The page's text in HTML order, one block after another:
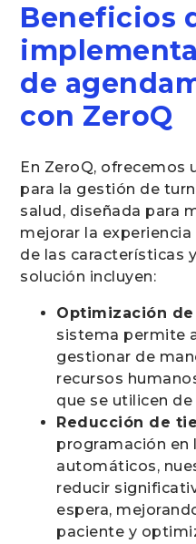
Beneficios
de
con ZeroQ
En ZeroQ, ofrecemos
para la gestión de
salud, diseñada para
mejorar la
de las características
solución incluyen:
Optimización
sistema permite
gestionar de
recursos
que se utilicen
Reducción de
programación en
automáticos,
reducir
espera,
paciente y